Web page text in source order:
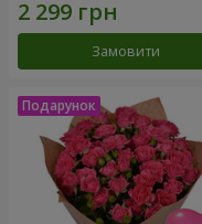
Замовити